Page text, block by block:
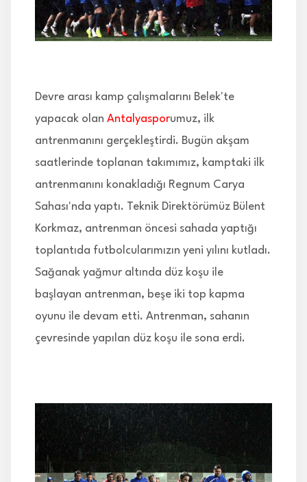
İLETİŞİM
Devre arası kamp çalışmalarını Belek'te
yapacak olan Antalyasporumuz, ilk
antrenmanını gerçekleştirdi. Bugün akşam
saatlerinde toplanan takımımız, kamptaki ilk
antrenmanını konakladığı Regnum Carya
Sahası'nda yaptı. Teknik Direktörümüz Bülent
Korkmaz, antrenman öncesi sahada yaptığı
toplantıda futbolcularımızın yeni yılını kutladı.
Sağanak yağmur altında düz koşu ile
başlayan antrenman, beşe iki top kapma
oyunu ile devam etti. Antrenman, sahanın
çevresinde yapılan düz koşu ile sona erdi.